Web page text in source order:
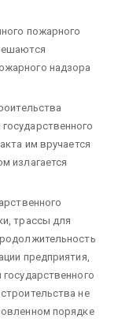
пожарного
надзора
им вручается
излагается
трассы для
предприятия,
не
порядке